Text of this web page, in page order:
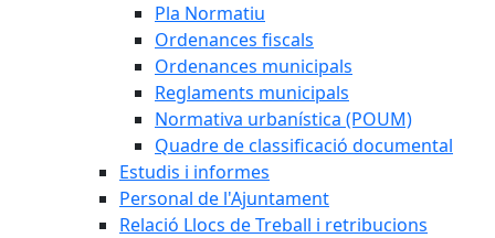
Pla Normatiu
Ordenances fiscals
Ordenances municipals
Reglaments municipals
Normativa urbanística (POUM)
Quadre de classificació documental
Estudis i informes
Personal de l'Ajuntament
Relació Llocs de Treball i retribucions